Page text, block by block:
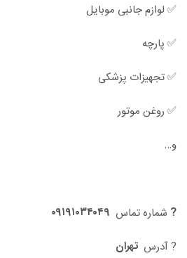
✅ لوازم جانبی موبایل
✅ پارچه
✅ تجهیزات پزشکی
✅ روغن موتور
و…
? شماره تماس
? آدرس تهران